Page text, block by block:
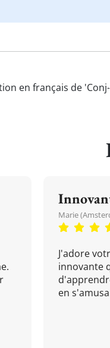
en français de
Marie
J'adore
innovante
en